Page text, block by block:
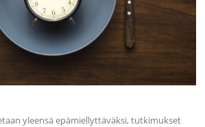
yleensä epämiellyttäväksi, tutkimukset